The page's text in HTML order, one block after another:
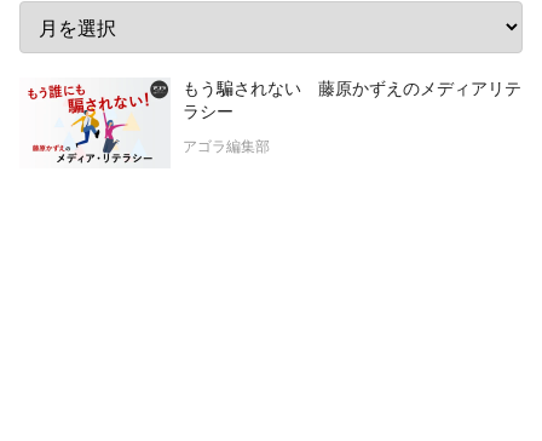
もう騙されない 藤原かずえのメディアリテ
ラシー
アゴラ編集部